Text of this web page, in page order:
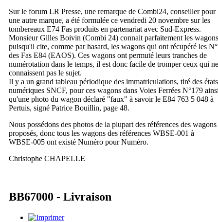
Sur le forum LR Presse, une remarque de Combi24, conseiller pour
une autre marque, a été formulée ce vendredi 20 novembre sur les
tombereaux E74 Fas produits en partenariat avec Sud-Express.
Monsieur Gilles Boivin (Combi 24) connait parfaitement les wagons
puisqu'il cite, comme par hasard, les wagons qui ont récupéré les N°
des Fas E84 (EAOS). Ces wagons ont permuté leurs tranches de
numérotation dans le temps, il est donc facile de tromper ceux qui ne
connaissent pas le sujet.
Il y a un grand tableau périodique des immatriculations, tiré des états
numériques SNCF, pour ces wagons dans Voies Ferrées N°179
qu'une photo du wagon déclaré "faux" à savoir le E84 763 5 048 à
Pertuis, signé Patrice Bouillin, page 48.
Nous possédons des photos de la plupart des références des wagons
proposés, donc tous les wagons des références WBSE-001 à
WBSE-005 ont existé Numéro pour Numéro.
Christophe CHAPELLE
BB67000 - Livraison